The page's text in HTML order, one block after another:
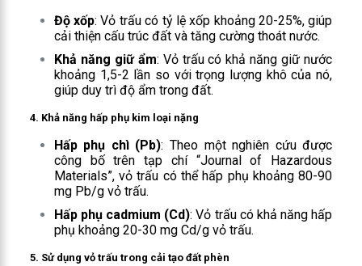
Độ xốp: Vỏ trấu có tỷ lệ xốp khoảng 20-25%, giúp
cải thiện cấu trúc đất và tăng cường thoát nước.
Khả năng giữ ẩm: Vỏ trấu có khả năng giữ nước
khoảng 1,5-2 lần so với trọng lượng khô của nó,
giúp duy trì độ ẩm trong đất.
4. Khả năng hấp phụ kim loại nặng
Hấp phụ chì (Pb): Theo một nghiên cứu được
công bố trên tạp chí “Journal of Hazardous
Materials”, vỏ trấu có thể hấp phụ khoảng 80-90
mg Pb/g vỏ trấu.
Hấp phụ cadmium (Cd): Vỏ trấu có khả năng hấp
phụ khoảng 20-30 mg Cd/g vỏ trấu.
5. Sử dụng vỏ trấu trong cải tạo đất phèn